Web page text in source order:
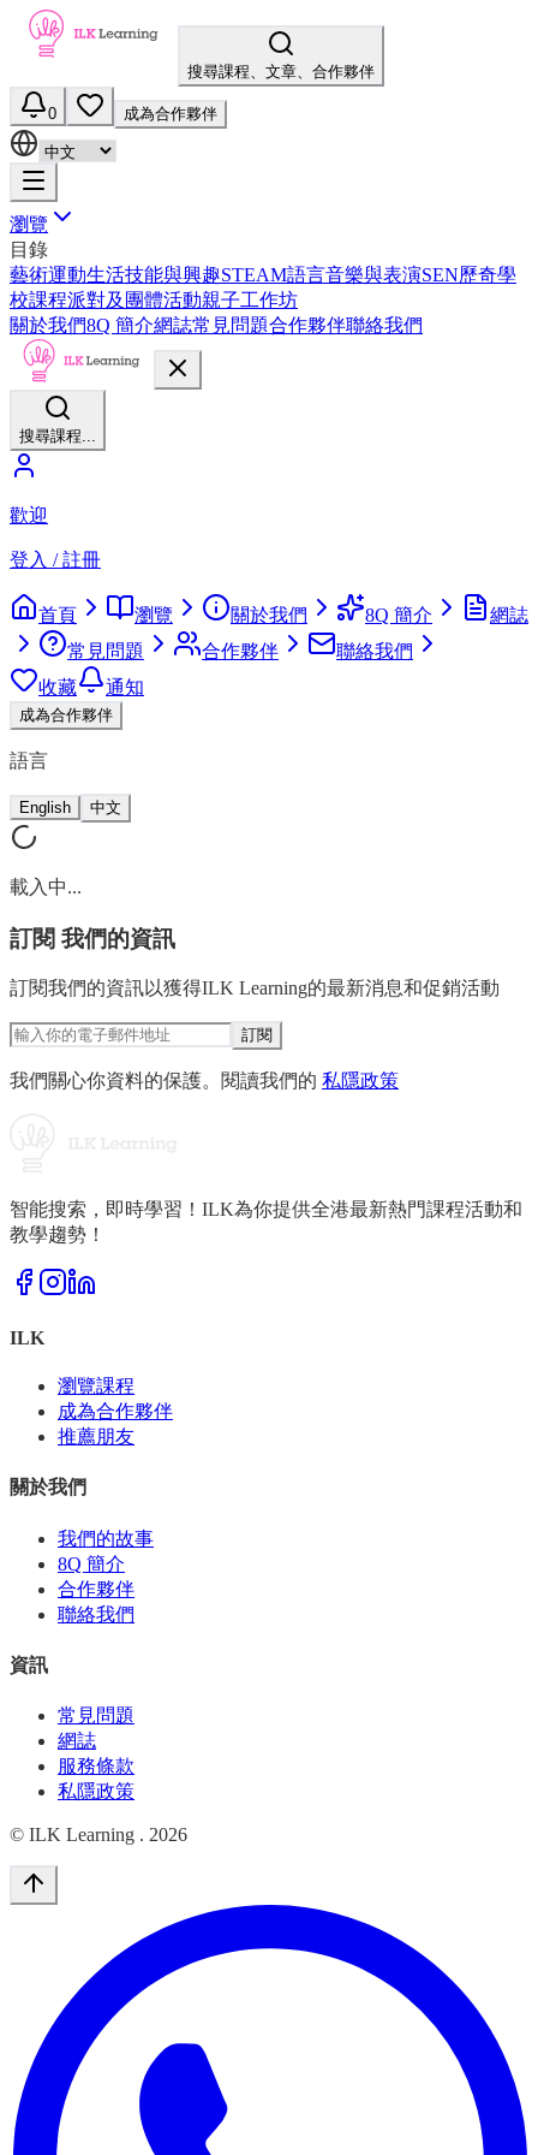
搜尋課程、文章、合作夥伴
0 成為合作夥伴
瀏覽
目錄
藝術運動生活技能與興趣STEAM語言音樂與表演SEN歷奇學
校課程派對及團體活動親子工作坊
關於我們8Q 簡介網誌常見問題合作夥伴聯絡我們
搜尋課程...
歡迎
登入 / 註冊
首頁 瀏覽 關於我們 8Q 簡介
網誌
常見問題
合作夥伴
聯絡我們
收藏
通知
成為合作夥伴
語言
English 中文
載入中...
訂閱 我們的資訊
訂閱我們的資訊以獲得ILK Learning的最新消息和促銷活動
訂閱
我們關心你資料的保護。閱讀我們的 私隱政策
智能搜索，即時學習！ILK為你提供全港最新熱門課程活動和
教學趨勢！
ILK
瀏覽課程
成為合作夥伴
推薦朋友
關於我們
我們的故事
8Q 簡介
合作夥伴
聯絡我們
資訊
常見問題
網誌
服務條款
私隱政策
© ILK Learning . 2026